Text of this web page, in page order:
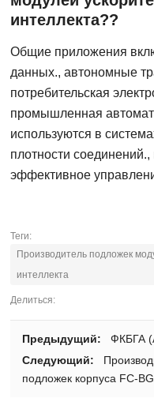
интеллекта??
Общие приложения
данных., автономные
потребительская
промышленная
используются в
плотности
эффективное
Теги:
Производитель подложек
интеллекта
Делиться:
Предыдущий:
ФКБГА
Следующий:
подложек корпуса FC-